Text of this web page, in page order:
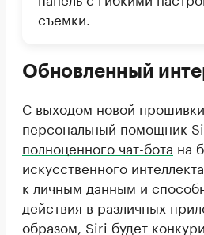
съемки.
Обновленный
С выходом новой
персональный помощник
полноценного чат-бота на
искусственного
к личным данным и
действия в различных
образом, Siri будет